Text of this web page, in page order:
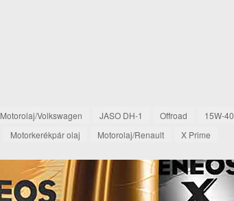
Motorolaj/Volkswagen JASO DH-1 Offroad 15W-40
Motorkerékpár olaj Motorolaj/Renault X Prime